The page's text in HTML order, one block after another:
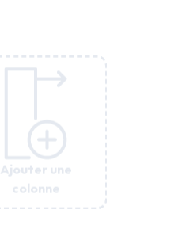
Ajouter une
colonne
Ajouter une
colonne
Ajouter une
colonne
Ajouter une
colonne
Ajouter une
colonne
Ajouter une
colonne
Ajouter une
colonne